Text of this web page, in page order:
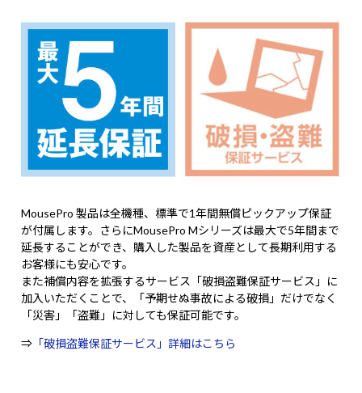
MousePro 製品は全機種、標準で1年間無償ピックアップ保証
が付属します。さらにMousePro Mシリーズは最大で5年間まで
延長することができ、購入した製品を資産として長期利用する
お客様にも安心です。
また補償内容を拡張するサービス「破損盗難保証サービス」に
加入いただくことで、「予期せぬ事故による破損」だけでなく
「災害」「盗難」に対しても保証可能です。
⇒ 「破損盗難保証サービス」詳細はこちら